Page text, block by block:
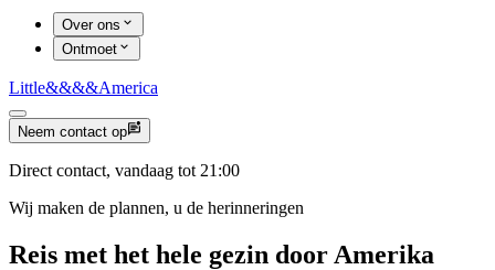
Over ons
Ontmoet
Little&&&&America
Neem contact op
Direct contact, vandaag tot 21:00
Wij maken de plannen, u de herinneringen
Reis met het hele gezin door Amerika